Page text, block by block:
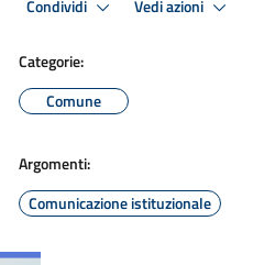
Condividi Vedi azioni
Categorie:
Comune
Argomenti:
Comunicazione istituzionale